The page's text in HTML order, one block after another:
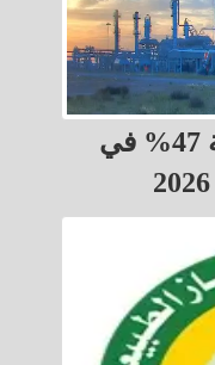
دانة غاز تحقق ارتفاعاً بنسبة 47% في